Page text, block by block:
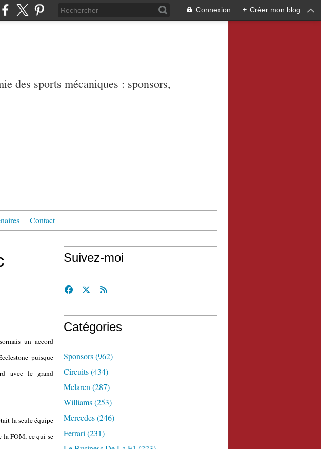
Connexion + Créer mon blog
des sports mécaniques : sponsors,
Contact
un accord
puisque
avec le grand
la seule équipe
la FOM, ce qui se
Suivez-moi
Catégories
Sponsors(962)
Circuits(434)
Mclaren (287)
Williams(253)
Mercedes(246)
Ferrari (231)